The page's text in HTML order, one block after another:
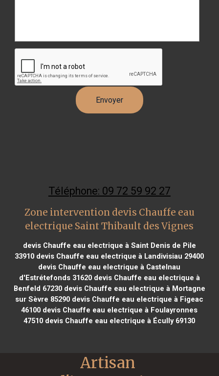
Téléphone: 09 72 59 92 27
Zone intervention devis Chauffe eau
electrique Saint Thibault des Vignes
devis Chauffe eau electrique à Saint Denis de Pile
33910 devis Chauffe eau electrique à Landivisiau 29400
devis Chauffe eau electrique à Castelnau
d'Estrétefonds 31620devis Chauffe eau electrique à
Benfeld 67230devis Chauffe eau electrique à Mortagne
sur Sèvre 85290 devis Chauffe eau electrique à Figeac
46100 devis Chauffe eau electrique à Foulayronnes
47510 devis Chauffe eau electrique à Écully 69130
Artisan